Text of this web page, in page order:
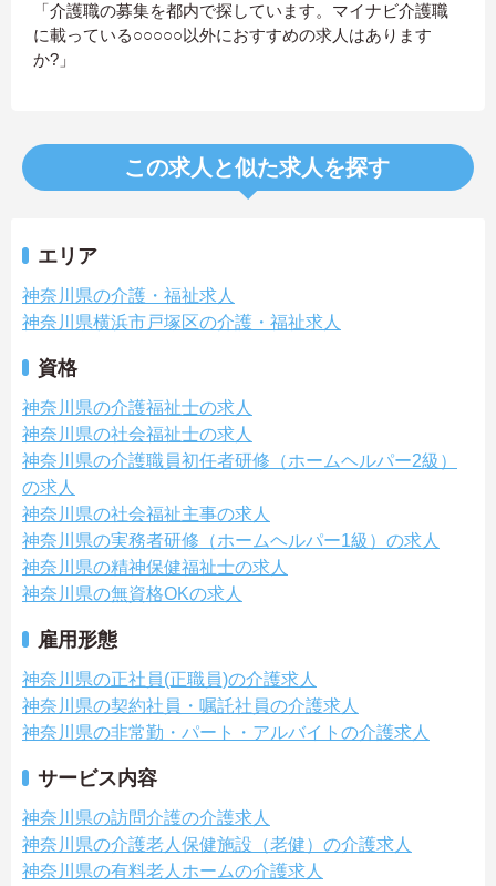
「介護職の募集を都内で探しています。マイナビ介護職
に載っている○○○○○以外におすすめの求人はあります
か?」
この求人と似た求人を探す
エリア
神奈川県の介護・福祉求人
神奈川県横浜市戸塚区の介護・福祉求人
資格
神奈川県の介護福祉士の求人
神奈川県の社会福祉士の求人
神奈川県の介護職員初任者研修（ホームヘルパー2級）
の求人
神奈川県の社会福祉主事の求人
神奈川県の実務者研修（ホームヘルパー1級）の求人
神奈川県の精神保健福祉士の求人
神奈川県の無資格OKの求人
雇用形態
神奈川県の正社員(正職員)の介護求人
神奈川県の契約社員・嘱託社員の介護求人
神奈川県の非常勤・パート・アルバイトの介護求人
サービス内容
神奈川県の訪問介護の介護求人
神奈川県の介護老人保健施設（老健）の介護求人
神奈川県の有料老人ホームの介護求人